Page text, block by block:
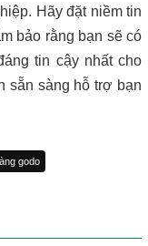
Hãy đặt niềm tin
bảo rằng bạn sẽ có
tin cậy nhất cho
sẵn sàng hỗ trợ bạn
godo